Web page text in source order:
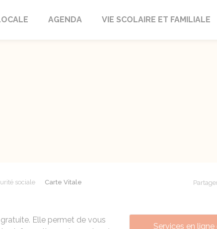
AGENDA VIE SCOLAIRE ET FAMILIALE
sociale Carte Vitale
Elle permet de vous
Services en